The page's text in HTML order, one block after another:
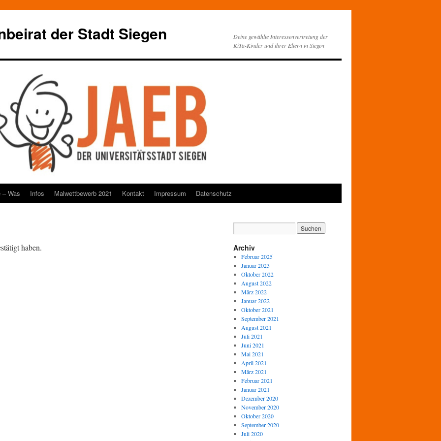
der Stadt Siegen
Deine gewählte Interessenvertretung der
KiTa-Kinder und ihrer Eltern in Siegen
– Was Infos Malwettbewerb 2021 Kontakt Impressum Datenschutz
haben. Archiv
Februar 2025
Januar 2023
Oktober 2022
August 2022
März 2022
Januar 2022
Oktober 2021
September 2021
August 2021
Juli 2021
Juni 2021
Mai 2021
April 2021
März 2021
Februar 2021
Januar 2021
Dezember 2020
November 2020
Oktober 2020
September 2020
Juli 2020